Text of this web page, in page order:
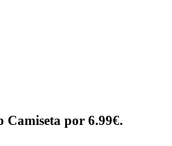
Camiseta por 6.99€.